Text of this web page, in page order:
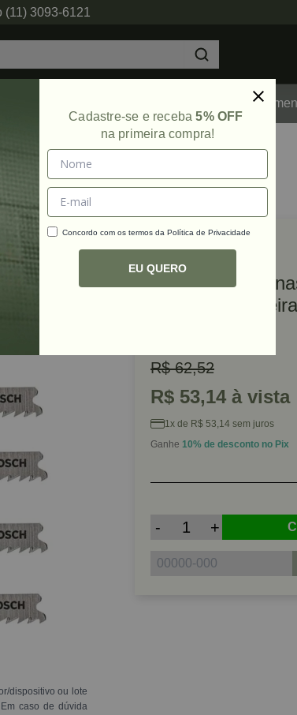
3093-6121
dispositivo ou lote
caso de dúvida
Ref: 57664
Kit com 5
Tico Tico
R$ 62,52
R$ 53,14 à vista
1x de R$ 53,14 sem juros
Ganhe 10% de desconto no Pix
- +
Cadastre-se e receba5% OFF
na primeira compra!
Concordo com os termos da Política de Privacidade
EU QUERO